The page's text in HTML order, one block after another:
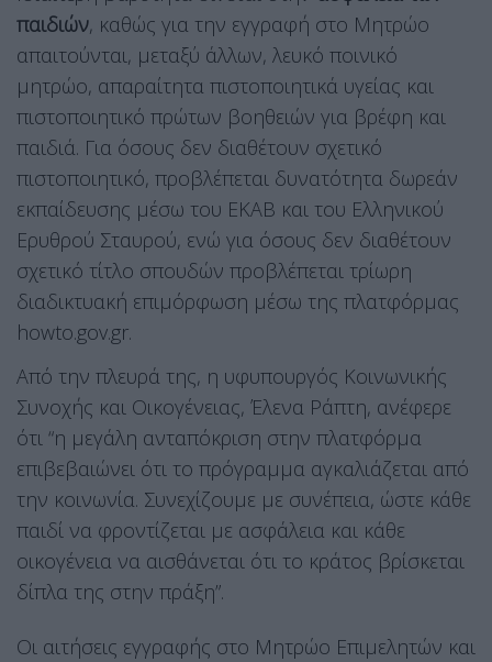
παιδιών, καθώς για την εγγραφή στο Μητρώο
απαιτούνται, μεταξύ άλλων, λευκό ποινικό
μητρώο, απαραίτητα πιστοποιητικά υγείας και
πιστοποιητικό πρώτων βοηθειών για βρέφη και
παιδιά. Για όσους δεν διαθέτουν σχετικό
πιστοποιητικό, προβλέπεται δυνατότητα δωρεάν
εκπαίδευσης μέσω του ΕΚΑΒ και του Ελληνικού
Ερυθρού Σταυρού, ενώ για όσους δεν διαθέτουν
σχετικό τίτλο σπουδών προβλέπεται τρίωρη
διαδικτυακή επιμόρφωση μέσω της πλατφόρμας
howto.gov.gr.
Από την πλευρά της, η υφυπουργός Κοινωνικής
Συνοχής και Οικογένειας, Έλενα Ράπτη, ανέφερε
ότι “η μεγάλη ανταπόκριση στην πλατφόρμα
επιβεβαιώνει ότι το πρόγραμμα αγκαλιάζεται από
την κοινωνία. Συνεχίζουμε με συνέπεια, ώστε κάθε
παιδί να φροντίζεται με ασφάλεια και κάθε
οικογένεια να αισθάνεται ότι το κράτος βρίσκεται
δίπλα της στην πράξη”.
Οι αιτήσεις εγγραφής στο Μητρώο Επιμελητών και